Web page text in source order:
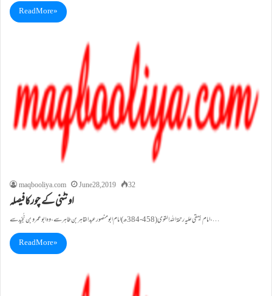
Read More »
maqbooliya.com June 28, 2019 32
اونٹنی کے چورکافیصلہ
امام بیہقی علیہ رحمۃ اللہ القوی (458-384ھ)امام ابو منصور عبد القاہربن طاہر سے،وہ ابو عمر و بن نُجَیْدسے ،…
Read More »